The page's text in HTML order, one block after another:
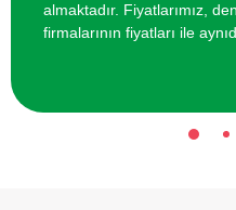
almaktadır. Fiyatlarımız,
firmalarının fiyatları ile